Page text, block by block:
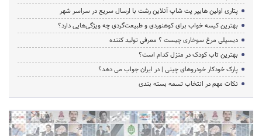
پتاری اولین هایپر پت شاپ آنلاین رشت با ارسال سریع در سراسر شهر
بهترین کیسه خواب برای کوهنوردی و طبیعت‌گردی چه ویژگی‌هایی دارد؟
دیسپلی مرغ سوخاری چیست ؟ معرفی تولید کننده
بهترین تاب کودک در منزل کدام است؟
پارک خودکار خودروهای چینی | در ایران جواب می دهد؟
نکات مهم در انتخاب تسمه بسته بندی